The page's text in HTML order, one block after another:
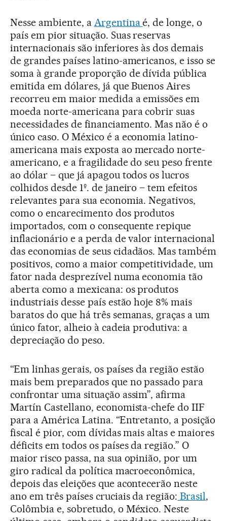
Nesse ambiente, a Argentinaé, de longe, o
país em pior situação. Suas reservas
internacionais são inferiores às dos demais
de grandes países latino-americanos, e isso se
soma à grande proporção de dívida pública
emitida em dólares, já que Buenos Aires
recorreu em maior medida a emissões em
moeda norte-americana para cobrir suas
necessidades de financiamento. Mas não é o
único caso. O México é a economia latino-
americana mais exposta ao mercado norte-
americano, e a fragilidade do seu peso frente
ao dólar – que já apagou todos os lucros
colhidos desde 1º. de janeiro – tem efeitos
relevantes para sua economia. Negativos,
como o encarecimento dos produtos
importados, com o consequente repique
inflacionário e a perda de valor internacional
das economias de seus cidadãos. Mas também
positivos, como a maior competitividade, um
fator nada desprezível numa economia tão
aberta como a mexicana: os produtos
industriais desse país estão hoje 8% mais
baratos do que há três semanas, graças a um
único fator, alheio à cadeia produtiva: a
depreciação do peso.
“Em linhas gerais, os países da região estão
mais bem preparados que no passado para
confrontar uma situação assim”, afirma
Martín Castellano, economista-chefe do IIF
para a América Latina. “Entretanto, a posição
fiscal é pior, com dívidas mais altas e maiores
déficits em todos os países da região.” O
maior risco passa, na sua opinião, por um
giro radical da política macroeconômica,
depois das eleições que acontecerão neste
ano em três países cruciais da região: Brasil,
Colômbia e, sobretudo, o México. Neste